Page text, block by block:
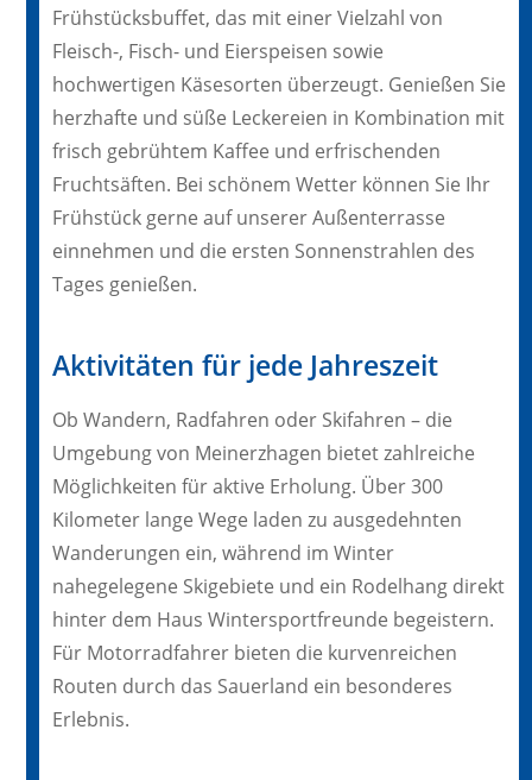
Frühstücksbuffet, das mit einer Vielzahl von
Fleisch-, Fisch- und Eierspeisen sowie
hochwertigen Käsesorten überzeugt. Genießen Sie
herzhafte und süße Leckereien in Kombination mit
frisch gebrühtem Kaffee und erfrischenden
Fruchtsäften. Bei schönem Wetter können Sie Ihr
Frühstück gerne auf unserer Außenterrasse
einnehmen und die ersten Sonnenstrahlen des
Tages genießen.
Aktivitäten für jede Jahreszeit
Ob Wandern, Radfahren oder Skifahren – die
Umgebung von Meinerzhagen bietet zahlreiche
Möglichkeiten für aktive Erholung. Über 300
Kilometer lange Wege laden zu ausgedehnten
Wanderungen ein, während im Winter
nahegelegene Skigebiete und ein Rodelhang direkt
hinter dem Haus Wintersportfreunde begeistern.
Für Motorradfahrer bieten die kurvenreichen
Routen durch das Sauerland ein besonderes
Erlebnis.